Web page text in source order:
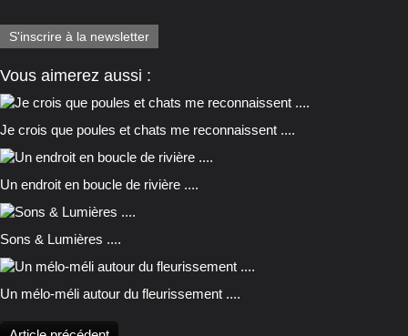
S'inscrire à la newsletter
Vous aimerez aussi :
Je crois que poules et chats me reconnaissent ....
Un endroit en boucle de rivière ....
Sons & Lumières ....
Un mélo-méli autour du fleurissement ....